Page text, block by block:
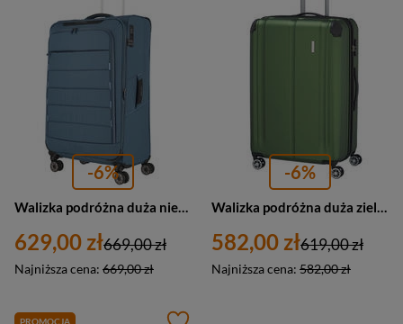
-6%
629,00 zł
Najniższa cena: 669,00 zł
669,00 zł
-6%
582,00 zł
Najniższa cena: 582,00 zł
619,00 zł
PROMOCJA